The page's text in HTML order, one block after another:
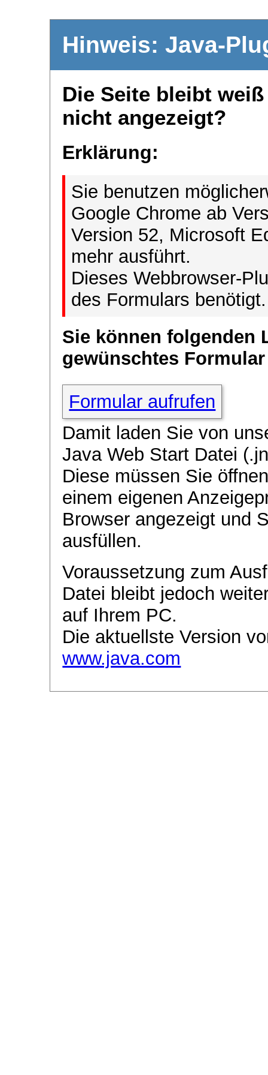
Hinweis: Java-
Die Seite bleibt
nicht angezeigt?
Erklärung:
Sie benutzen
Google Chrome ab
Version 52, Microsoft
mehr ausführt.
Dieses Webbrowser-
des Formulars benötigt.
Sie können folgenden
gewünschtes
Formular aufrufen
Damit laden Sie von
Java Web Start Datei
Diese müssen Sie
einem eigenen
Browser angezeigt und
ausfüllen.
Voraussetzung zum
Datei bleibt jedoch
auf Ihrem PC.
Die aktuellste Version
www.java.com